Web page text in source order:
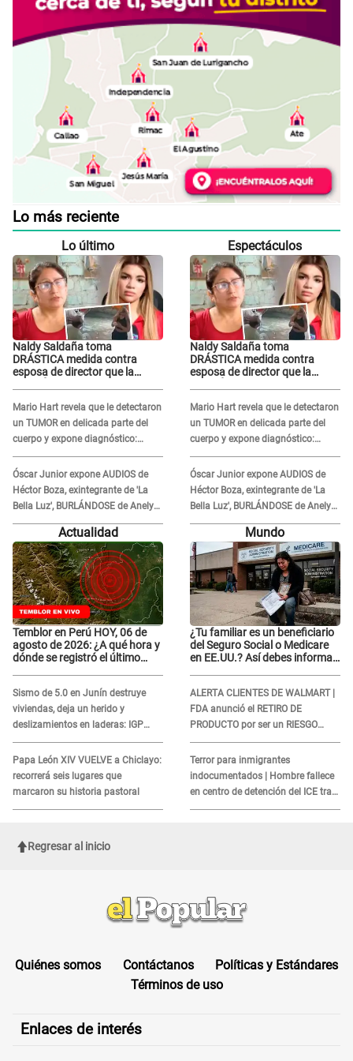
Lo más reciente
Lo último
Naldy Saldaña toma
DRÁSTICA medida contra
esposa de director que la
Mario Hart revela que le detectaron
un TUMOR en delicada parte del
cuerpo y expone diagnóstico:
"Dolores muy fuertes..."
Óscar Junior expone AUDIOS de
Héctor Boza, exintegrante de 'La
Bella Luz', BURLÁNDOSE de Anely
Dávila tras acusarlo de maltrato:
"Grábame..."
Espectáculos
Naldy Saldaña toma
DRÁSTICA medida contra
esposa de director que la
Mario Hart revela que le detectaron
un TUMOR en delicada parte del
cuerpo y expone diagnóstico:
"Dolores muy fuertes..."
Óscar Junior expone AUDIOS de
Héctor Boza, exintegrante de 'La
Bella Luz', BURLÁNDOSE de Anely
Dávila tras acusarlo de maltrato:
Actualidad
Temblor en Perú HOY, 06 de
agosto de 2026: ¿A qué hora y
dónde se registró el último
Sismo de 5.0 en Junín destruye
viviendas, deja un herido y
deslizamientos en laderas: IGP
alerta sobre posibles réplicas
Papa León XIV VUELVE a Chiclayo:
recorrerá seis lugares que
marcaron su historia pastoral
Mundo
¿Tu familiar es un beneficiario
del Seguro Social o Medicare
en EE.UU.? Así debes informar
ALERTA CLIENTES DE WALMART |
FDA anunció el RETIRO DE
PRODUCTO por ser un RIESGO
MORTAL para consumidores: ¿Cuál
es?
Terror para inmigrantes
indocumentados | Hombre fallece
en centro de detención del ICE tras
sufrir una "emergencia médica"
Regresar al inicio
Quiénes somos Contáctanos
Políticas y Estándares
Términos de uso
Enlaces de interés